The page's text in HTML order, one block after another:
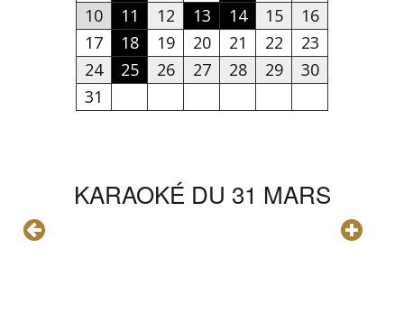
10
11 12 13 14 15
16
17
18 19 20 21 22
23
24
25 26 27 28 29
30
31
KARAOKÉ DU 31 MARS